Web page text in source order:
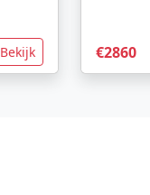
Bekijk €2860